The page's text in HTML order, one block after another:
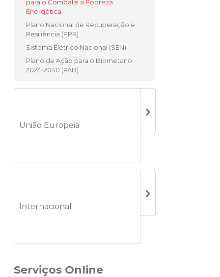
para o Combate à Pobreza
Energética
Plano Nacional de Recuperação e
Resiliência (PRR)
Sistema Elétrico Nacional (SEN)
Plano de Ação para o Biometano
2024-2040 (PAB)
União Europeia
Internacional
Serviços Online